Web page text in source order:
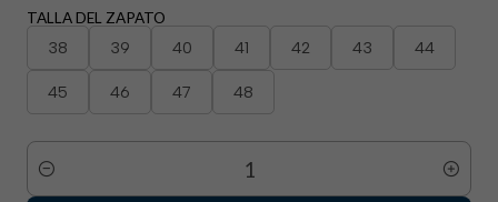
TALLA DEL ZAPATO
38 39 40 41 42 43 44
45 46 47 48
Cantidad